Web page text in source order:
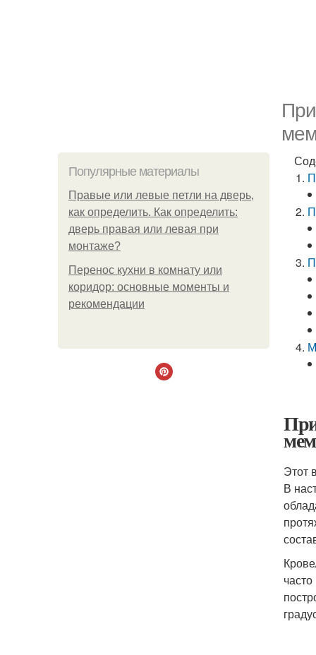
Популярные материалы
Правые или левые петли на дверь,
как определить. Как определить:
дверь правая или левая при
монтаже?
Перенос кухни в комнату или
коридор: основные моменты и
рекомендации
Этот
В